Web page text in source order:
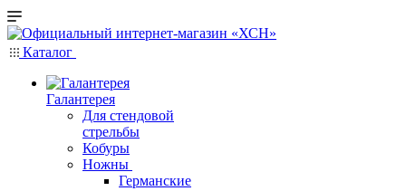
Каталог
Галантерея
Для стендовой
стрельбы
Кобуры
Ножны
Германские